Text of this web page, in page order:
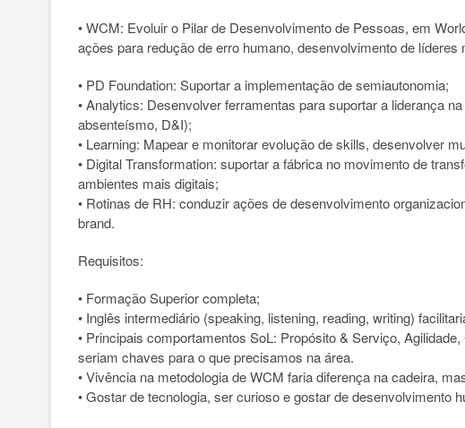
• WCM: Evoluir o Pilar de Desenvolvimento de Pessoas, em
ações para redução de erro humano, desenvolvimento de
• PD Foundation: Suportar a implementação de semiautonomia;
• Analytics: Desenvolver ferramentas para suportar a liderança
absenteísmo, D&I);
• Learning: Mapear e monitorar evolução de skills, desenvolver
• Digital Transformation: suportar a fábrica no movimento de
ambientes mais digitais;
• Rotinas de RH: conduzir ações de desenvolvimento
brand.
Requisitos:
• Formação Superior completa;
• Inglês intermediário (speaking, listening, reading, writing)
• Principais comportamentos SoL: Propósito & Serviço,
seriam chaves para o que precisamos na área.
• Vivência na metodologia de WCM faria diferença na cadeira,
• Gostar de tecnologia, ser curioso e gostar de desenvolvimento